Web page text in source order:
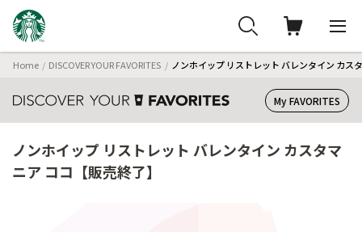
Home DISCOVER YOUR FAVORITES ノンホイップ リストレット バレンタイン カス
My FAVORITES
ノンホイップ リストレット バレンタイン カスタマ
ニア ココ【販売終了】